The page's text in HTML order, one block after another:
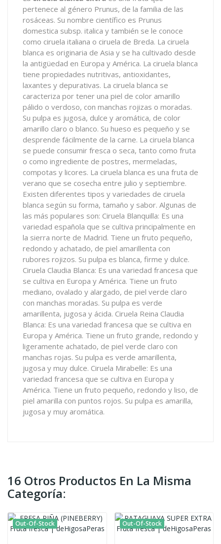
pertenece al género Prunus, de la familia de las
rosáceas. Su nombre científico es Prunus
domestica subsp. italica y también se le conoce
como ciruela italiana o ciruela de Breda. La ciruela
blanca es originaria de Asia y se ha cultivado desde
la antigüedad en Europa y América. La ciruela blanca
tiene propiedades nutritivas, antioxidantes,
laxantes y depurativas. La ciruela blanca se
caracteriza por tener una piel de color amarillo
pálido o verdoso, con manchas rojizas o moradas.
Su pulpa es jugosa, dulce y aromática, de color
amarillo claro o blanco. Su hueso es pequeño y se
desprende fácilmente de la carne. La ciruela blanca
se puede consumir fresca o seca, tanto como fruta
o como ingrediente de postres, mermeladas,
compotas y licores. La ciruela blanca es una fruta de
verano que se cosecha entre julio y septiembre.
Existen diferentes tipos y variedades de ciruela
blanca según su forma, tamaño y sabor. Algunas de
las más populares son: Ciruela Blanquilla: Es una
variedad española que se cultiva principalmente en
la sierra norte de Madrid. Tiene un fruto pequeño,
redondo y achatado, de piel amarillenta con
rubores rojizos. Su pulpa es blanca, firme y dulce.
Ciruela Claudia Blanca: Es una variedad francesa que
se cultiva en Europa y América. Tiene un fruto
mediano, ovalado y alargado, de piel verde claro
con manchas moradas. Su pulpa es verde
amarillenta, jugosa y ácida. Ciruela Reina Claudia
Blanca: Es una variedad francesa que se cultiva en
Europa y América. Tiene un fruto grande, redondo y
ligeramente achatado, de piel verde claro con
manchas rojas. Su pulpa es verde amarillenta,
jugosa y muy dulce. Ciruela Mirabelle: Es una
variedad francesa que se cultiva en Europa y
América. Tiene un fruto pequeño, redondo y liso, de
piel amarilla con puntos rojos. Su pulpa es amarilla,
jugosa y muy aromática.
16 Otros Productos En La Misma
Categoría:
Out-Of-Stock Out-Of-Stock